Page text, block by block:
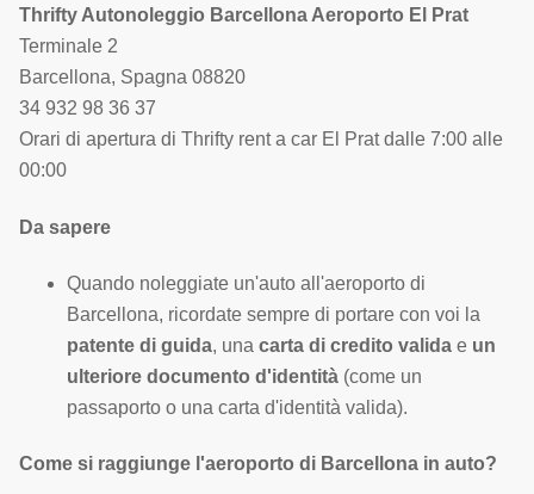
Thrifty Autonoleggio Barcellona Aeroporto El Prat
Terminale 2
Barcellona, Spagna 08820
34 932 98 36 37
Orari di apertura di Thrifty rent a car El Prat dalle 7:00 alle
00:00
Da sapere
Quando noleggiate un'auto all'aeroporto di
Barcellona, ricordate sempre di portare con voi la
patente di guida, una carta di credito valida e un
ulteriore documento d'identità (come un
passaporto o una carta d'identità valida).
Come si raggiunge l'aeroporto di Barcellona in auto?